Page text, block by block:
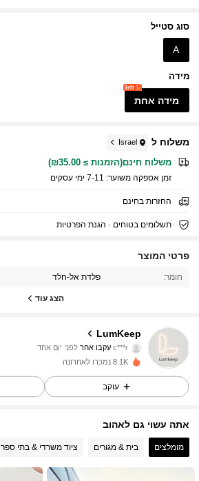
סוג סטייל
A
מידה
מידה אחת
5 left
משלוח ל Israel
משלוח חינם(הזמנות ≥ ₪35.00)
זמן אספקה ​​משוער: 7-11 ימי עסקים
החזרות בחינם
תשלומים בטוחים · הגנת הפרטיות
פרטי המוצר
חומר: פלדת אל-חלד
הצג עוד
LumKeep
4.92
27 עוקבים
c***rעקבו אחר לפני יום אחד
j***j גולשת
8.1K נמכרו לאחרונה
עוקב
אתה עשוי גם לאהוב
מומלצים בית & מגורים ציוד משרדי & בתי ספר